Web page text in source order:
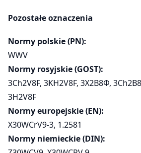
Pozostałe oznaczenia
Normy polskie (PN):
WWV
Normy rosyjskie (GOST):
3Ch2V8F, 3KH2V8F, 3Х2В8Ф,
3H2V8F
Normy europejskie (EN):
X30WCrV9-3, 1.2581
Normy niemieckie (DIN):